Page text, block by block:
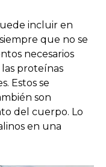
incluir en
que no se
necesarios
proteínas
Estos se
son
del cuerpo. Lo
en una